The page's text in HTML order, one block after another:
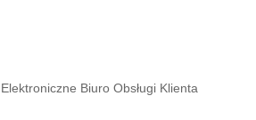
Elektroniczne Biuro Obsługi Klienta